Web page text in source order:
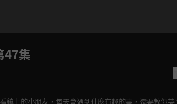
47集
鎮上的小朋友，每天會遇到什麼有趣的事，還要教你